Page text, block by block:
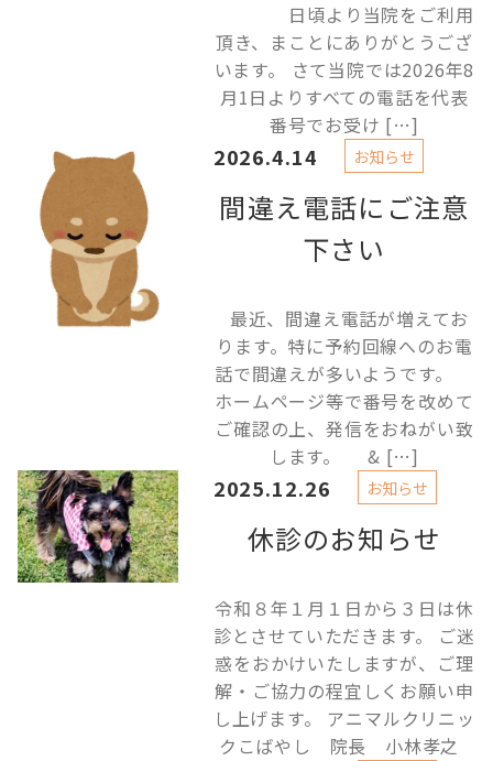
日頃より当院をご利用
頂き、まことにありがとうござ
います。 さて当院では2026年8
月1日よりすべての電話を代表
番号でお受け […]
間違え電話にご注意
下さい
2026.4.14 お知らせ
最近、間違え電話が増えてお
ります。特に予約回線へのお電
話で間違えが多いようです。
ホームページ等で番号を改めて
ご確認の上、発信をおねがい致
します。 & […]
休診のお知らせ
2025.12.26 お知らせ
令和８年１月１日から３日は休
診とさせていただきます。 ご迷
惑をおかけいたしますが、ご理
解・ご協力の程宜しくお願い申
し上げます。 アニマルクリニッ
クこばやし 院長 小林孝之